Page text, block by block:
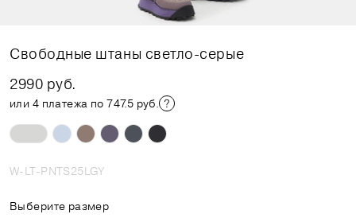
Свободные штаны светло-серые
2990 руб.
или 4 платежа по 747.5 руб.
W-LT-PNTS25LGY
Выберите размер